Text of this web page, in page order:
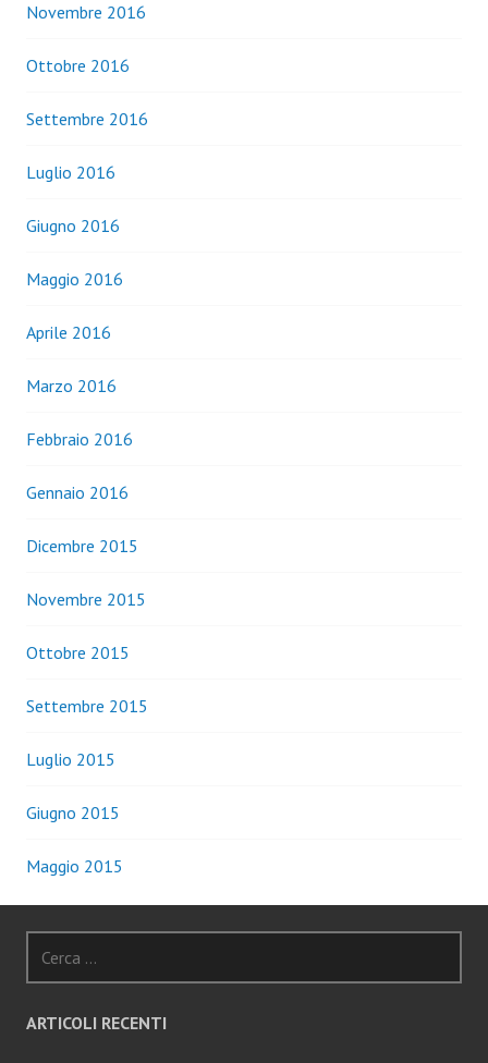
Novembre 2016
Ottobre 2016
Settembre 2016
Luglio 2016
Giugno 2016
Maggio 2016
Aprile 2016
Marzo 2016
Febbraio 2016
Gennaio 2016
Dicembre 2015
Novembre 2015
Ottobre 2015
Settembre 2015
Luglio 2015
Giugno 2015
Maggio 2015
per:
ARTICOLI RECENTI